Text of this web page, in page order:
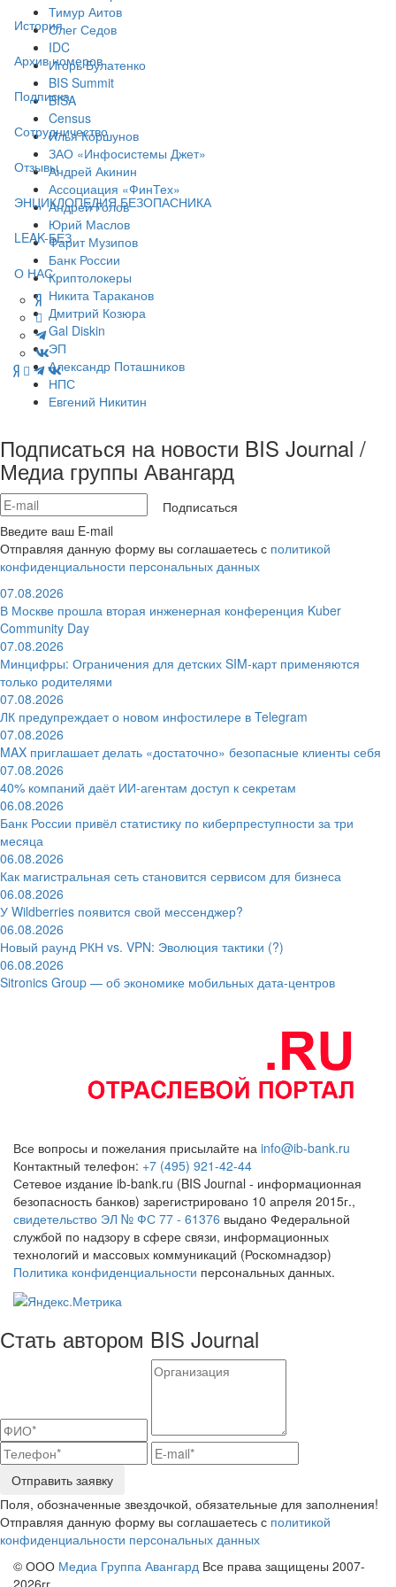
История
Архив номеров
Подписка
Сотрудничество
Отзывы
ЭНЦИКЛОПЕДИЯ БЕЗОПАСНИКА
LEAK-БЕЗ
О НАС
Тимур Аитов
Олег Седов
IDC
Игорь Булатенко
BIS Summit
BISA
Census
Илья Коршунов
ЗАО «Инфосистемы Джет»
Андрей Акинин
Ассоциация «ФинТех»
Андрей Голов
Юрий Маслов
Фарит Музипов
Банк России
Криптолокеры
Никита Тараканов
Дмитрий Козюра
Gal Diskin
ЭП
Александр Поташников
НПС
Евгений Никитин
Подписаться на новости BIS Journal /
Медиа группы Авангард
Подписаться
Введите ваш E-mail
Отправляя данную форму вы соглашаетесь с политикой
конфиденциальности персональных данных
07.08.2026
В Москве прошла вторая инженерная конференция Kuber
Community Day
07.08.2026
Минцифры: Ограничения для детских SIM-карт применяются
только родителями
07.08.2026
ЛК предупреждает о новом инфостилере в Telegram
07.08.2026
MAX приглашает делать «достаточно» безопасные клиенты себя
07.08.2026
40% компаний даёт ИИ‑агентам доступ к секретам
06.08.2026
Банк России привёл статистику по киберпреступности за три
месяца
06.08.2026
Как магистральная сеть становится сервисом для бизнеса
06.08.2026
У Wildberries появится свой мессенджер?
06.08.2026
Новый раунд РКН vs. VPN: Эволюция тактики (?)
06.08.2026
Sitronics Group — об экономике мобильных дата-центров
Все вопросы и пожелания присылайте на info@ib-bank.ru
Контактный телефон: +7 (495) 921-42-44
Сетевое издание ib-bank.ru (BIS Journal - информационная
безопасность банков) зарегистрировано 10 апреля 2015г.,
свидетельство ЭЛ № ФС 77 - 61376 выдано Федеральной
службой по надзору в сфере связи, информационных
технологий и массовых коммуникаций (Роскомнадзор)
Политика конфиденциальности персональных данных.
Стать автором BIS Journal
Отправить заявку
Поля, обозначенные звездочкой, обязательные для заполнения!
Отправляя данную форму вы соглашаетесь с политикой
конфиденциальности персональных данных
© ООО Медиа Группа Авангард Все права защищены 2007-
2026гг.